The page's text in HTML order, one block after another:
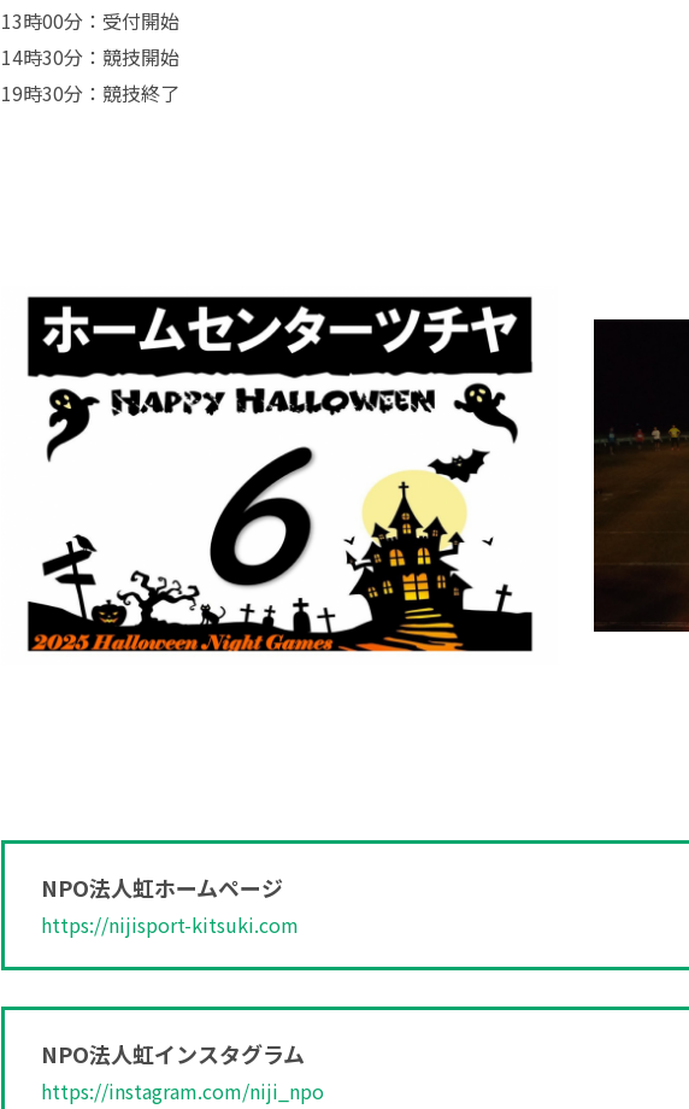
13時00分：受付開始
14時30分：競技開始
19時30分：競技終了
NPO法人虹ホームページ
https://nijisport-kitsuki.com
NPO法人虹インスタグラム
https://instagram.com/niji_npo